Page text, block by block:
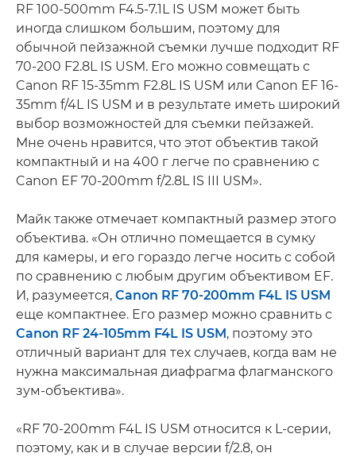
RF 100-500mm F4.5-7.1L IS USM может быть
иногда слишком большим, поэтому для
обычной пейзажной съемки лучше подходит RF
70-200 F2.8L IS USM. Его можно совмещать с
Canon RF 15-35mm F2.8L IS USM или Canon EF 16-
35mm f/4L IS USM и в результате иметь широкий
выбор возможностей для съемки пейзажей.
Мне очень нравится, что этот объектив такой
компактный и на 400 г легче по сравнению с
Canon EF 70-200mm f/2.8L IS III USM».
Майк также отмечает компактный размер этого
объектива. «Он отлично помещается в сумку
для камеры, и его гораздо легче носить с собой
по сравнению с любым другим объективом EF.
И, разумеется, Canon RF 70-200mm F4L IS USM
еще компактнее. Его размер можно сравнить с
Canon RF 24-105mm F4L IS USM, поэтому это
отличный вариант для тех случаев, когда вам не
нужна максимальная диафрагма флагманского
зум-объектива».
«RF 70-200mm F4L IS USM относится к L-серии,
поэтому, как и в случае версии f/2.8, он